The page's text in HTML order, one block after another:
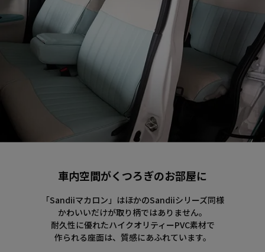
車内空間がくつろぎのお部屋に
「Sandiiマカロン」はほかのSandiiシリーズ同様
かわいいだけが取り柄ではありません。
耐久性に優れたハイクオリティーPVC素材で
作られる座面は、質感にあふれています。